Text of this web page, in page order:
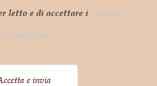
letto e di accettare i termini e
le condizioni
e invia